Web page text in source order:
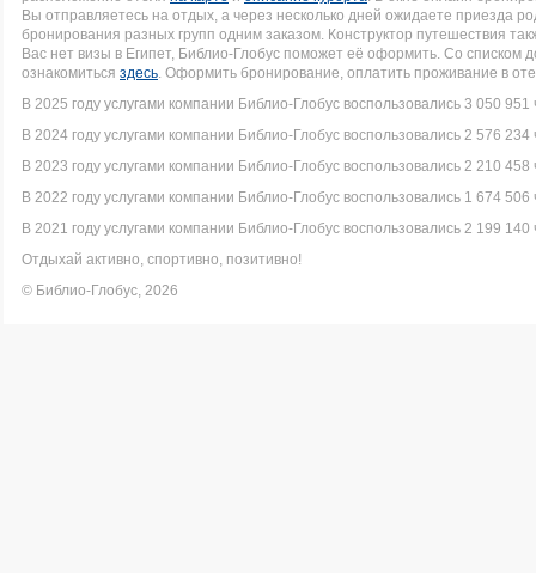
Вы отправляетесь на отдых, а через несколько дней ожидаете приезда
бронирования разных групп одним заказом. Конструктор путешествия
Вас нет визы в Египет, Библио-Глобус поможет её оформить. Со
ознакомиться здесь. Оформить бронирование, оплатить проживание в
В 2025 году услугами компании Библио-Глобус воспользовались 3 050 951
В 2024 году услугами компании Библио-Глобус воспользовались 2 576 234
В 2023 году услугами компании Библио-Глобус воспользовались 2 210 458
В 2022 году услугами компании Библио-Глобус воспользовались 1 674 506
В 2021 году услугами компании Библио-Глобус воспользовались 2 199 140
Отдыхай активно, спортивно, позитивно!
© Библио-Глобус, 2026